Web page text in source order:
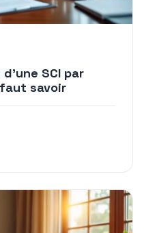
SCI par
savoir